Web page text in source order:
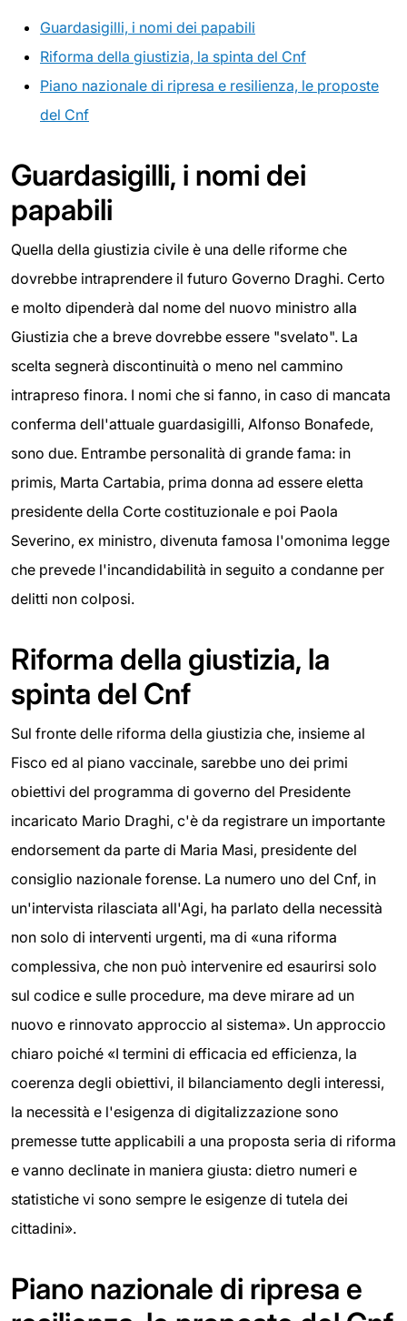
Guardasigilli, i nomi dei papabili
Riforma della giustizia, la spinta del Cnf
Piano nazionale di ripresa e resilienza, le proposte
del Cnf
Guardasigilli, i nomi dei
papabili
Quella della giustizia civile è una delle riforme che
dovrebbe intraprendere il futuro Governo Draghi. Certo
e molto dipenderà dal nome del nuovo ministro alla
Giustizia che a breve dovrebbe essere "svelato". La
scelta segnerà discontinuità o meno nel cammino
intrapreso finora. I nomi che si fanno, in caso di mancata
conferma dell'attuale guardasigilli, Alfonso Bonafede,
sono due. Entrambe personalità di grande fama: in
primis, Marta Cartabia, prima donna ad essere eletta
presidente della Corte costituzionale e poi Paola
Severino, ex ministro, divenuta famosa l'omonima legge
che prevede l'incandidabilità in seguito a condanne per
delitti non colposi.
Riforma della giustizia, la
spinta del Cnf
Sul fronte delle riforma della giustizia che, insieme al
Fisco ed al piano vaccinale, sarebbe uno dei primi
obiettivi del programma di governo del Presidente
incaricato Mario Draghi, c'è da registrare un importante
endorsement da parte di Maria Masi, presidente del
consiglio nazionale forense. La numero uno del Cnf, in
un'intervista rilasciata all'Agi, ha parlato della necessità
non solo di interventi urgenti, ma di «una riforma
complessiva, che non può intervenire ed esaurirsi solo
sul codice e sulle procedure, ma deve mirare ad un
nuovo e rinnovato approccio al sistema». Un approccio
chiaro poiché «I termini di efficacia ed efficienza, la
coerenza degli obiettivi, il bilanciamento degli interessi,
la necessità e l'esigenza di digitalizzazione sono
premesse tutte applicabili a una proposta seria di riforma
e vanno declinate in maniera giusta: dietro numeri e
statistiche vi sono sempre le esigenze di tutela dei
cittadini».
Piano nazionale di ripresa e